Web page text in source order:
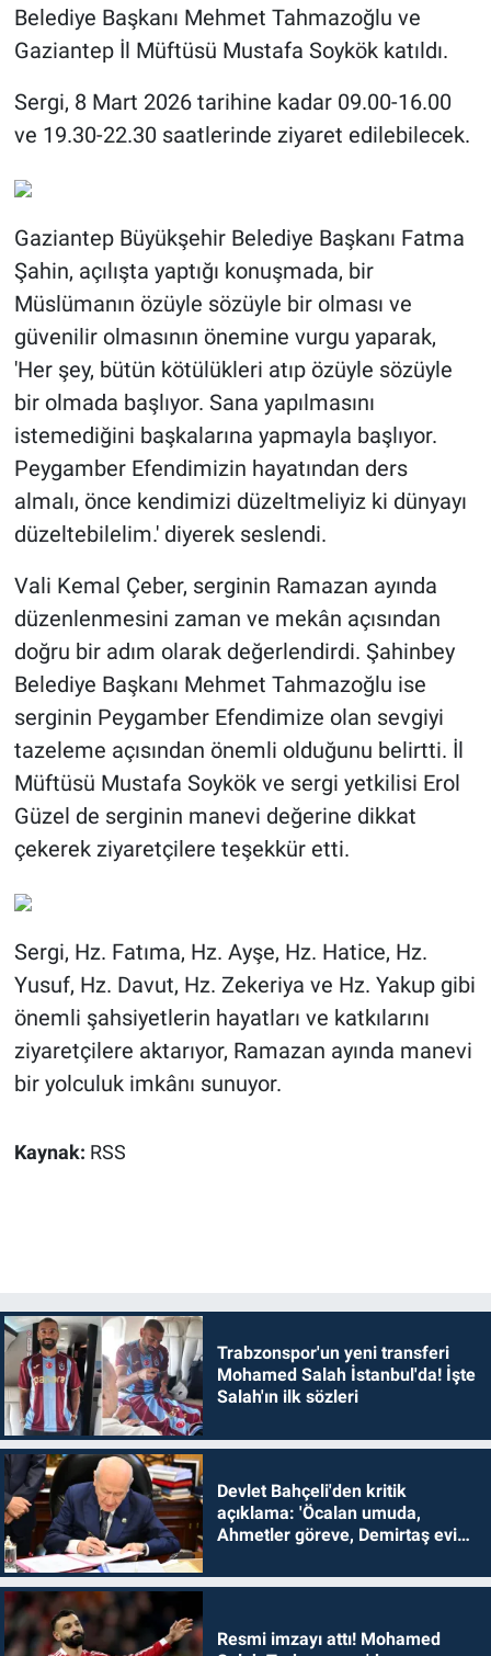
Belediye Başkanı Mehmet Tahmazoğlu ve
Gaziantep İl Müftüsü Mustafa Soykök katıldı.
Sergi, 8 Mart 2026 tarihine kadar 09.00-16.00
ve 19.30-22.30 saatlerinde ziyaret edilebilecek.
Gaziantep Büyükşehir Belediye Başkanı Fatma
Şahin, açılışta yaptığı konuşmada, bir
Müslümanın özüyle sözüyle bir olması ve
güvenilir olmasının önemine vurgu yaparak,
'Her şey, bütün kötülükleri atıp özüyle sözüyle
bir olmada başlıyor. Sana yapılmasını
istemediğini başkalarına yapmayla başlıyor.
Peygamber Efendimizin hayatından ders
almalı, önce kendimizi düzeltmeliyiz ki dünyayı
düzeltebilelim.' diyerek seslendi.
Vali Kemal Çeber, serginin Ramazan ayında
düzenlenmesini zaman ve mekân açısından
doğru bir adım olarak değerlendirdi. Şahinbey
Belediye Başkanı Mehmet Tahmazoğlu ise
serginin Peygamber Efendimize olan sevgiyi
tazeleme açısından önemli olduğunu belirtti. İl
Müftüsü Mustafa Soykök ve sergi yetkilisi Erol
Güzel de serginin manevi değerine dikkat
çekerek ziyaretçilere teşekkür etti.
Sergi, Hz. Fatıma, Hz. Ayşe, Hz. Hatice, Hz.
Yusuf, Hz. Davut, Hz. Zekeriya ve Hz. Yakup gibi
önemli şahsiyetlerin hayatları ve katkılarını
ziyaretçilere aktarıyor, Ramazan ayında manevi
bir yolculuk imkânı sunuyor.
Kaynak: RSS
Trabzonspor'un yeni transferi
Mohamed Salah İstanbul'da! İşte
Salah'ın ilk sözleri
Devlet Bahçeli'den kritik
açıklama: 'Öcalan umuda,
Ahmetler göreve, Demirtaş evine
Resmi imzayı attı! Mohamed